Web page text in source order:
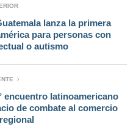
lanza la primera
para personas con
o autismo
encuentro latinoamericano
de combate al comercio